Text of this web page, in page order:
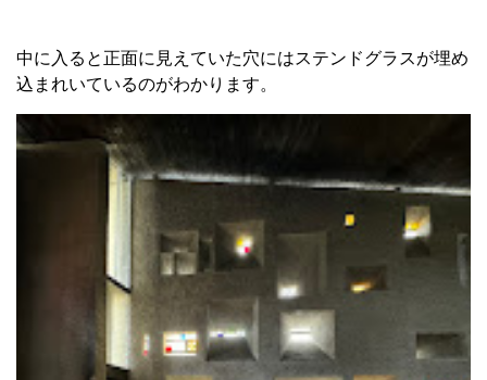
中に入ると正面に見えていた穴にはステンドグラスが埋め
込まれいているのがわかります。